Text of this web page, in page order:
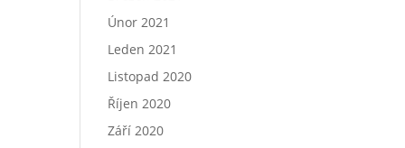
Únor 2021
Leden 2021
Listopad 2020
Říjen 2020
Září 2020